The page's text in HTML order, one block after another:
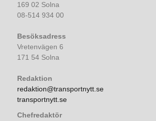
169 02 Solna
08-514 934 00
Besöksadress
Vretenvägen 6
171 54 Solna
Redaktion
redaktion@transportnytt.se
transportnytt.se
Chefredaktör